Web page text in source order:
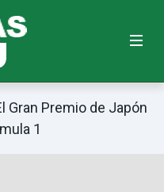
Gran Premio de Japón
1